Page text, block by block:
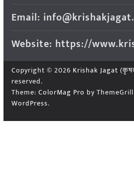
Email:
Website: https://
Copyright © 2026 Krishak Jagat
reserved.
Theme: ColorMag Pro by
WordPress.